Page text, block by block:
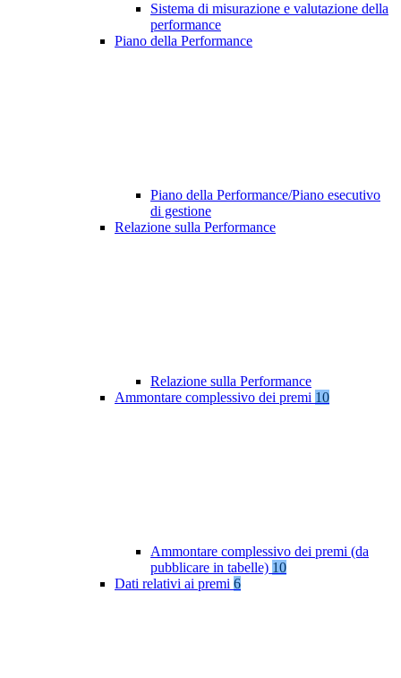
Sistema di misurazione e valutazione della
performance
Piano della Performance
Piano della Performance/Piano esecutivo
di gestione
Relazione sulla Performance
Relazione sulla Performance
Ammontare complessivo dei premi 10
Ammontare complessivo dei premi (da
pubblicare in tabelle) 10
Dati relativi ai premi 6